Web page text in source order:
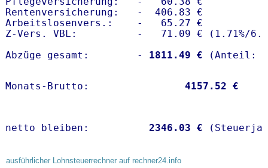
Rentenversicherung:   -  406.83 €
Arbeitslosenvers.:    -   65.27 €
Z-Vers. VBL:          -   71.09 € ( 1.71%/
Abzüge gesamt:        -
1811.49 €
Monats-Brutto: 4157.52 €
netto bleiben: 2346.03 €
ausführlicher Lohnsteuerrechner auf rechner24.info